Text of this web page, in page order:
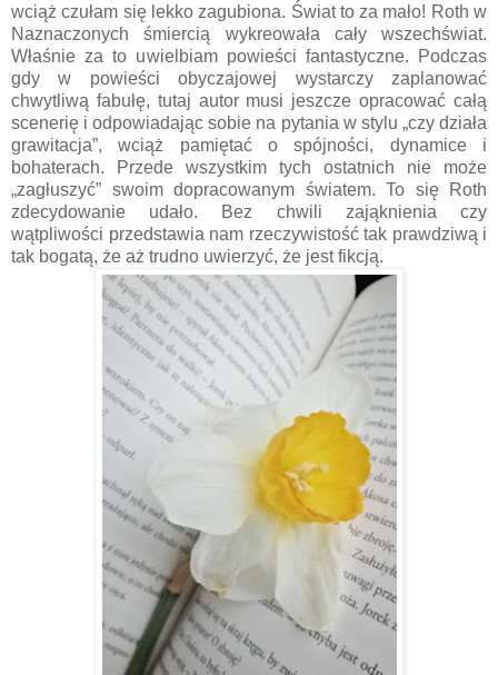
wciąż czułam się lekko zagubiona. Świat to za mało! Roth w
Naznaczonych śmiercią wykreowała cały wszechświat.
Właśnie za to uwielbiam powieści fantastyczne. Podczas
gdy w powieści obyczajowej wystarczy zaplanować
chwytliwą fabułę, tutaj autor musi jeszcze opracować całą
scenerię i odpowiadając sobie na pytania w stylu „czy działa
grawitacja”, wciąż pamiętać o spójności, dynamice i
bohaterach. Przede wszystkim tych ostatnich nie może
„zagłuszyć” swoim dopracowanym światem. To się Roth
zdecydowanie udało. Bez chwili zająknienia czy
wątpliwości przedstawia nam rzeczywistość tak prawdziwą i
tak bogatą, że aż trudno uwierzyć, że jest fikcją.